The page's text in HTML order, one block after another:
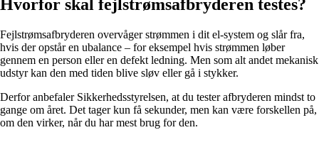
Hvorfor skal fejlstrømsafbryderen testes?
Fejlstrømsafbryderen overvåger strømmen i dit el-system og slår fra,
hvis der opstår en ubalance – for eksempel hvis strømmen løber
gennem en person eller en defekt ledning. Men som alt andet mekanisk
udstyr kan den med tiden blive sløv eller gå i stykker.
Derfor anbefaler Sikkerhedsstyrelsen, at du tester afbryderen mindst to
gange om året. Det tager kun få sekunder, men kan være forskellen på,
om den virker, når du har mest brug for den.